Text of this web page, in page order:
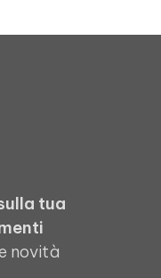
tua
novità